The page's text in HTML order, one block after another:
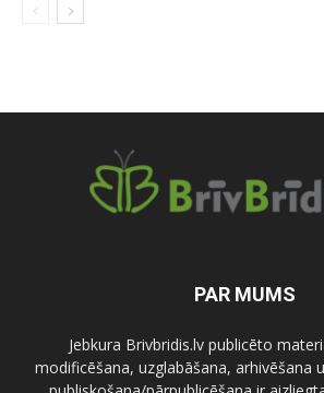
PAR MUMS
Jebkura Brivbridis.lv publicēto
modificēšana, uzglabāšana, arhivēšana